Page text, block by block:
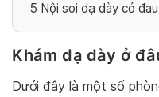
5 Nội soi dạ dày có
Khám dạ dày ở
Dưới đây là một số